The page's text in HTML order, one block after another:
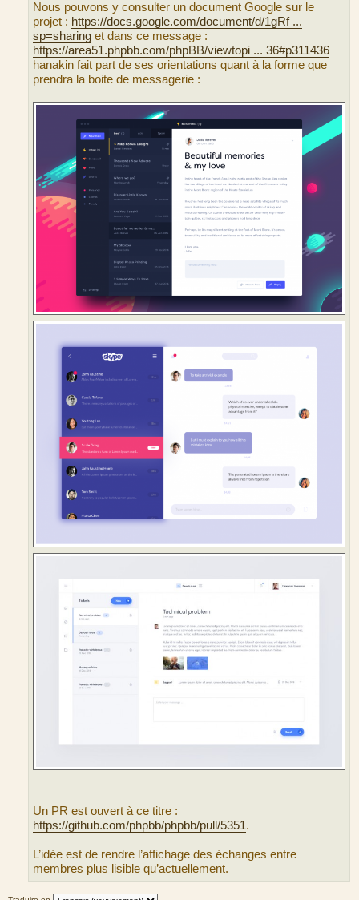
Nous pouvons y consulter un document Google sur le
projet : https://docs.google.com/document/d/1gRf ...
sp=sharing et dans ce message :
https://area51.phpbb.com/phpBB/viewtopi ... 36#p311436
hanakin fait part de ses orientations quant à la forme que
prendra la boite de messagerie :
Un PR est ouvert à ce titre :
https://github.com/phpbb/phpbb/pull/5351.
L’idée est de rendre l’affichage des échanges entre
membres plus lisible qu’actuellement.